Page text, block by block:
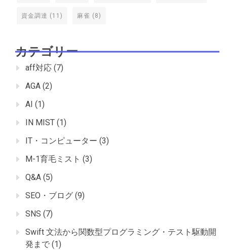
資金調達 (11) 麻雀 (8)
カテゴリー
aff対応 (7)
AGA (2)
AI (1)
IN MIST (1)
IT・コンピューター (3)
M-1育毛ミスト (3)
Q&A (5)
SEO・ブログ (9)
SNS (7)
Swift 文法から関数型プログラミング・テスト駆動開
発まで (1)